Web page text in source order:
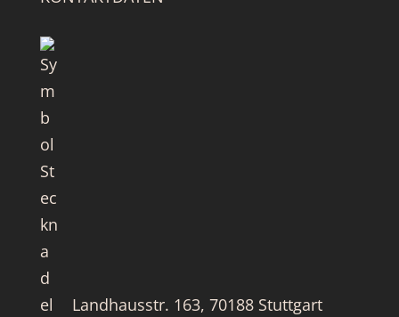
Landhausstr. 163, 70188 Stuttgart